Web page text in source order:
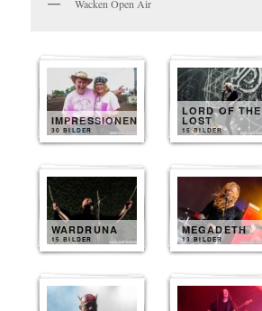
Wacken Open Air
IMPRESSIONEN
30 BILDER
LORD OF THE
LOST
15 BILDER
WARDRUNA
15 BILDER
MEGADETH
13 BILDER